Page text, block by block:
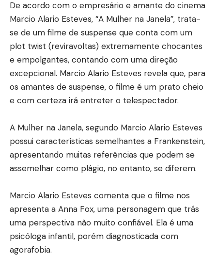
De acordo com o empresário e amante do cinema
Marcio Alario Esteves, “A Mulher na Janela”, trata-
se de um filme de suspense que conta com um
plot twist (reviravoltas) extremamente chocantes
e empolgantes, contando com uma direção
excepcional. Marcio Alario Esteves revela que, para
os amantes de suspense, o filme é um prato cheio
e com certeza irá entreter o telespectador.
A Mulher na Janela, segundo Marcio Alario Esteves
possui características semelhantes a Frankenstein,
apresentando muitas referências que podem se
assemelhar como plágio, no entanto, se diferem.
Marcio Alario Esteves comenta que o filme nos
apresenta a Anna Fox, uma personagem que trás
uma perspectiva não muito confiável. Ela é uma
psicóloga infantil, porém diagnosticada com
agorafobia.